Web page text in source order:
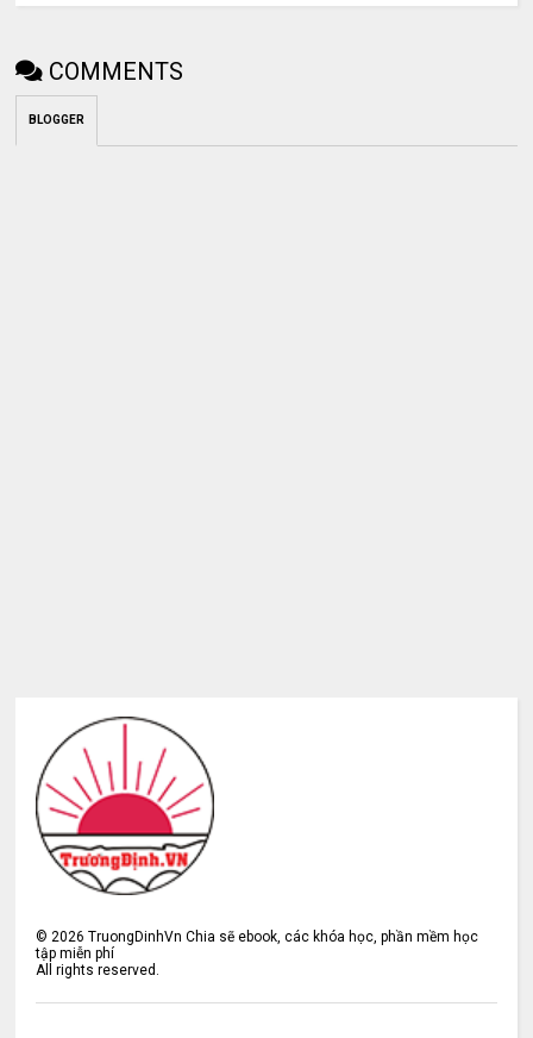
COMMENTS
BLOGGER
©2026 TruongDinhVn Chia sẽ ebook, các khóa học, phần mềm học
tập miễn phí
All rights reserved.